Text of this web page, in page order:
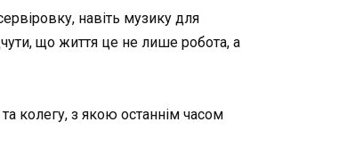
навіть музику для
що життя це не лише робота, а
колегу, з якою останнім часом